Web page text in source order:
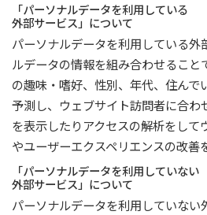
「パーソナルデータを利用している
外部サービス」について
パーソナルデータを利用している外
ルデータの情報を組み合わせること
の趣味・嗜好、性別、年代、住んで
予測し、ウェブサイト訪問者に合わ
を表示したりアクセスの解析をして
やユーザーエクスペリエンスの改善
「パーソナルデータを利用していない
外部サービス」について
パーソナルデータを利用していない